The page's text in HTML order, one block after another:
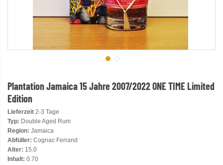
Plantation Jamaica 15 Jahre 2007/2022 ONE TIME Limited
Edition
Lieferzeit 2-3 Tage
Typ: Double Aged Rum
Region: Jamaica
Abfüller: Cognac Ferrand
Alter: 15.0
Inhalt: 0.70